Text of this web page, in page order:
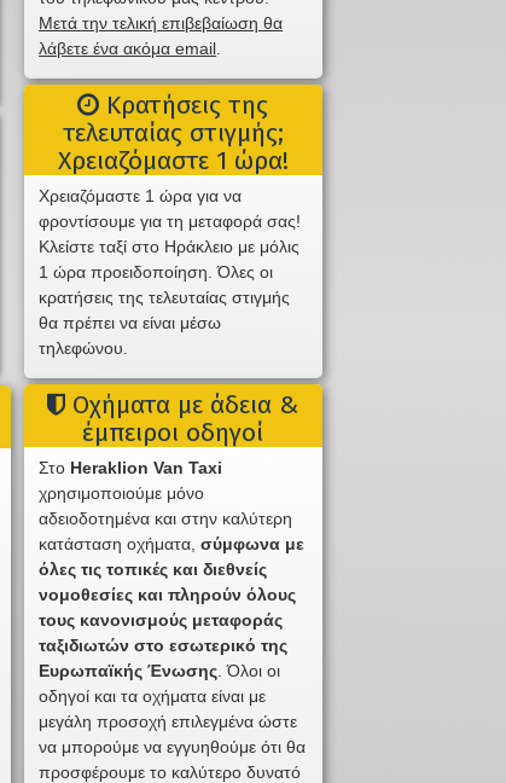
Μετά την τελική επιβεβαίωση θα
λάβετε ένα ακόμα email
Κρατήσεις της
τελευταίας στιγμής;
Χρειαζόμαστε 1 ώρα!
Χρειαζόμαστε 1 ώρα για να
φροντίσουμε για τη μεταφορά σας!
Κλείστε ταξί στο Ηράκλειο με μόλις
1 ώρα προειδοποίηση. Όλες οι
κρατήσεις της τελευταίας στιγμής
θα πρέπει να είναι μέσω
τηλεφώνου.
Οχήματα με άδεια &
έμπειροι οδηγοί
Στο Heraklion Van Taxi
χρησιμοποιούμε μόνο
αδειοδοτημένα και στην καλύτερη
κατάσταση οχήματα,σύμφωνα με
όλες τις τοπικές και διεθνείς
νομοθεσίες και πληρούν όλους
τους κανονισμούς μεταφοράς
ταξιδιωτών στο εσωτερικό της
Ευρωπαϊκής Ένωσης . Όλοι οι
οδηγοί και τα οχήματα είναι με
μεγάλη προσοχή επιλεγμένα ώστε
να μπορούμε να εγγυηθούμε ότι θα
προσφέρουμε το καλύτερο δυνατό